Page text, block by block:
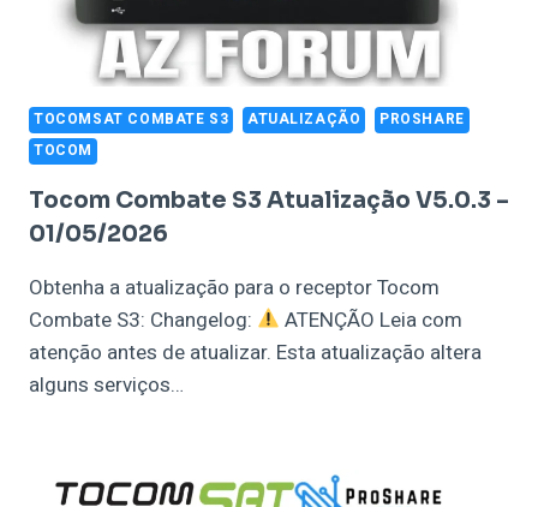
TOCOMSAT COMBATE S3 ATUALIZAÇÃO
PROSHARE
TOCOM
Tocom Combate S3 Atualização V5.0.3 –
01/05/2026
Obtenha a atualização para o receptor Tocom
Combate S3: Changelog:
ATENÇÃO Leia com
atenção antes de atualizar. Esta atualização altera
alguns serviços…